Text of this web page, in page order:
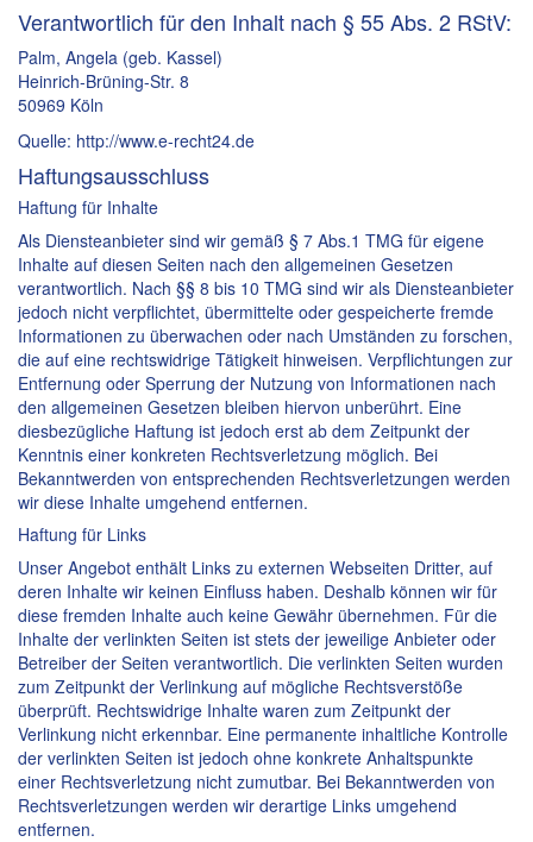
Verantwortlich für den Inhalt nach § 55 Abs. 2 RStV:
Palm, Angela (geb. Kassel)
Heinrich-Brüning-Str. 8
50969 Köln
Quelle: http://www.e-recht24.de
Haftungsausschluss
Haftung für Inhalte
Als Diensteanbieter sind wir gemäß § 7 Abs.1 TMG für eigene
Inhalte auf diesen Seiten nach den allgemeinen Gesetzen
verantwortlich. Nach §§ 8 bis 10 TMG sind wir als Diensteanbieter
jedoch nicht verpflichtet, übermittelte oder gespeicherte fremde
Informationen zu überwachen oder nach Umständen zu forschen,
die auf eine rechtswidrige Tätigkeit hinweisen. Verpflichtungen zur
Entfernung oder Sperrung der Nutzung von Informationen nach
den allgemeinen Gesetzen bleiben hiervon unberührt. Eine
diesbezügliche Haftung ist jedoch erst ab dem Zeitpunkt der
Kenntnis einer konkreten Rechtsverletzung möglich. Bei
Bekanntwerden von entsprechenden Rechtsverletzungen werden
wir diese Inhalte umgehend entfernen.
Haftung für Links
Unser Angebot enthält Links zu externen Webseiten Dritter, auf
deren Inhalte wir keinen Einfluss haben. Deshalb können wir für
diese fremden Inhalte auch keine Gewähr übernehmen. Für die
Inhalte der verlinkten Seiten ist stets der jeweilige Anbieter oder
Betreiber der Seiten verantwortlich. Die verlinkten Seiten wurden
zum Zeitpunkt der Verlinkung auf mögliche Rechtsverstöße
überprüft. Rechtswidrige Inhalte waren zum Zeitpunkt der
Verlinkung nicht erkennbar. Eine permanente inhaltliche Kontrolle
der verlinkten Seiten ist jedoch ohne konkrete Anhaltspunkte
einer Rechtsverletzung nicht zumutbar. Bei Bekanntwerden von
Rechtsverletzungen werden wir derartige Links umgehend
entfernen.